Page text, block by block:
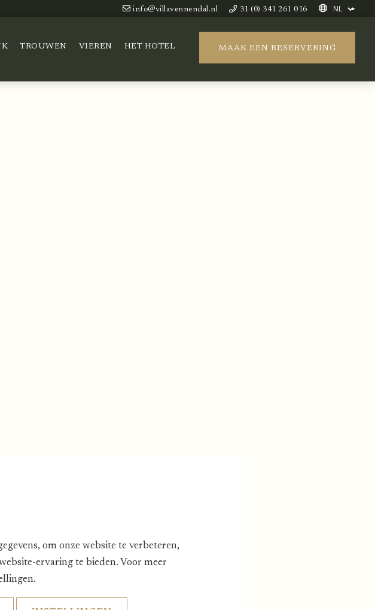
info@villavennendal.nl 31 (0) 341 261 016
TROUWEN VIEREN HET HOTEL MAAK EEN RESERVERING
om onze website te verbeteren,
ervaring te bieden. Voor meer